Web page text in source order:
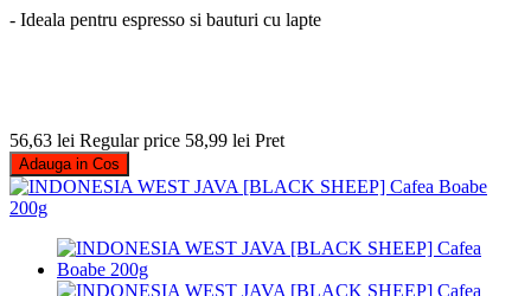
- Ideala pentru espresso si bauturi cu lapte
56,63 lei Regular price 58,99 lei Pret
Adauga in Cos